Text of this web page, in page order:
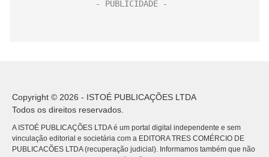
Copyright © 2026 - ISTOÉ PUBLICAÇÕES LTDA
Todos os direitos reservados.
A ISTOÉ PUBLICAÇÕES LTDA é um portal digital independente e sem
vinculação editorial e societária com a EDITORA TRES COMÉRCIO DE
PUBLICACÕES LTDA (recuperação judicial). Informamos também que não